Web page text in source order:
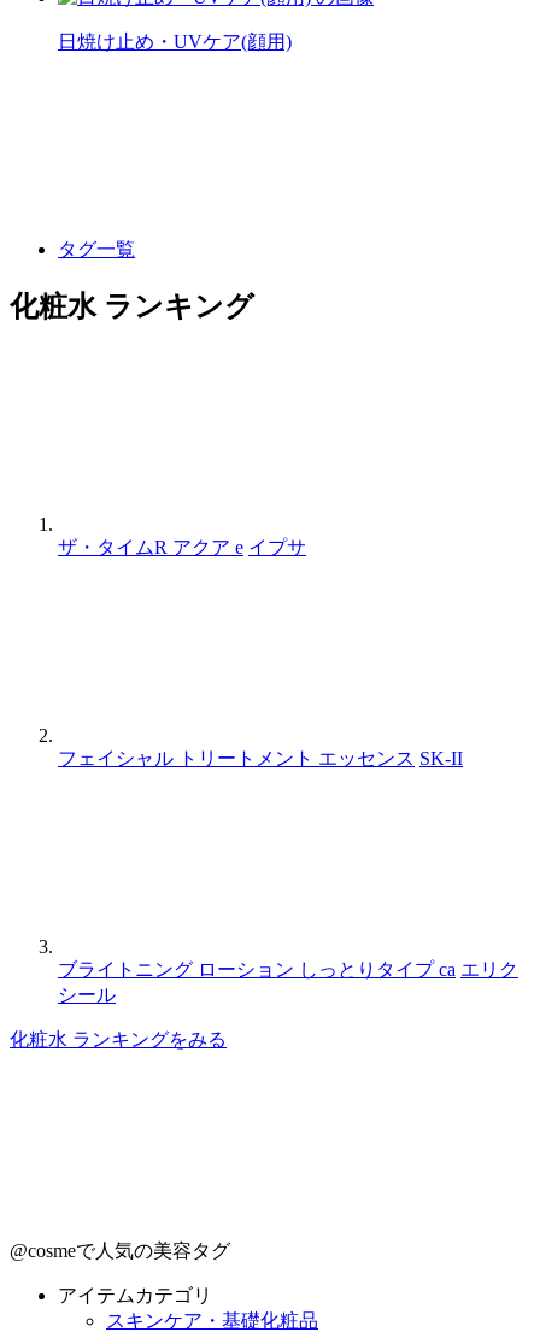
日焼け止め・UVケア(顔用)
タグ一覧
化粧水 ランキング
ザ・タイムR アクア e イプサ
フェイシャル トリートメント エッセンス SK-II
ブライトニング ローション しっとりタイプ ca エリク
シール
化粧水 ランキングをみる
@cosmeで人気の美容タグ
アイテムカテゴリ
スキンケア・基礎化粧品